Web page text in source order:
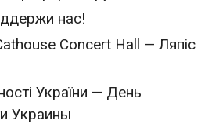
нас!
Concert Hall — Ляпіс
України — День
Украины